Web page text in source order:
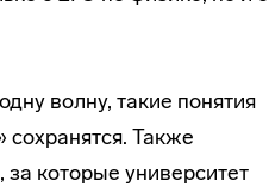
волну, такие понятия
Также
которые университет